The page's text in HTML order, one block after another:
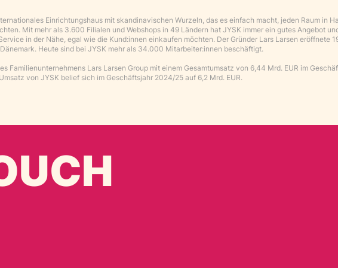
Einrichtungshaus mit skandinavischen Wurzeln, das es einfach macht, jeden Raum in
Mit mehr als 3.600 Filialen und Webshops in 49 Ländern hat JYSK immer ein gutes Angebot
in der Nähe, egal wie die Kund:innen einkaufen möchten. Der Gründer Lars Larsen eröffnete
Heute sind bei JYSK mehr als 34.000 Mitarbeiter:innen beschäftigt.
Familienunternehmens Lars Larsen Group mit einem Gesamtumsatz von 6,44 Mrd. EUR im
von JYSK belief sich im Geschäftsjahr 2024/25 auf 6,2 Mrd. EUR.